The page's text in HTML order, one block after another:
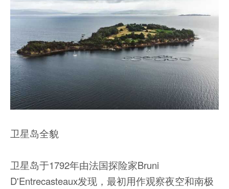
卫星岛全貌
卫星岛于1792年由法国探险家Bruni
D'Entrecasteaux发现，最初用作观察夜空和南极